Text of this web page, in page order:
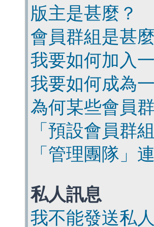
版主是甚麼？
會員群組是甚
我要如何加入
我要如何成為
為何某些會員
「預設會員群
「管理團隊」
私人訊息
我不能發送私